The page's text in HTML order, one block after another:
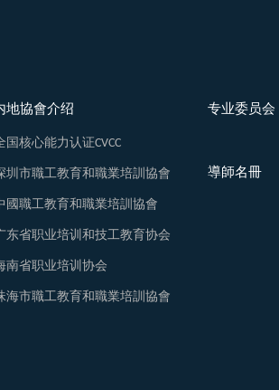
地協會介绍
国核心能力认证CVCC
圳市職工教育和職業培訓協會
國職工教育和職業培訓協會
东省职业培训和技工教育协会
南省职业培训协会
海市職工教育和職業培訓協會
专业委员会
導師名冊